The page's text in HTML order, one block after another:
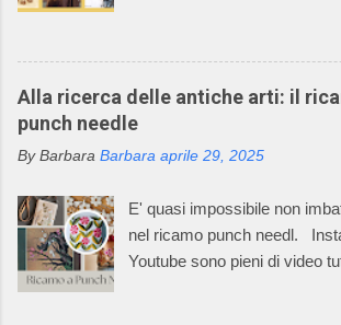
capi dell’azienda consiste
macchinari, che permettono
singolo pezzo del prodotto già
desiderata e non un
quale tagliare le varie parti
diventare un'opera d'arte. Il
può non partire dalla materia
un elemento chimico
elevata. L’uso dei metalli,
aventi valore espressivo
dalle civiltà più antiche. Le
lavorazione sono elaborate
Alla ricerca delle antiche arti: il
punch needle
By Barbara Barbara aprile 29, 2025
E' quasi impossibile non
nel ricamo punch needl.
Youtube sono pieni di video
sembra, facilissimi da